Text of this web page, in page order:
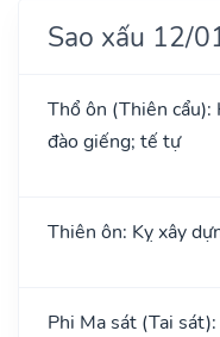
Sao xấu 12/
Thổ ôn (Thiên cẩu):
đào giếng; tế tự
Thiên ôn: Kỵ xây
Phi Ma sát (Tai